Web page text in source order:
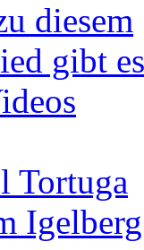
Tortuga
Igelberg